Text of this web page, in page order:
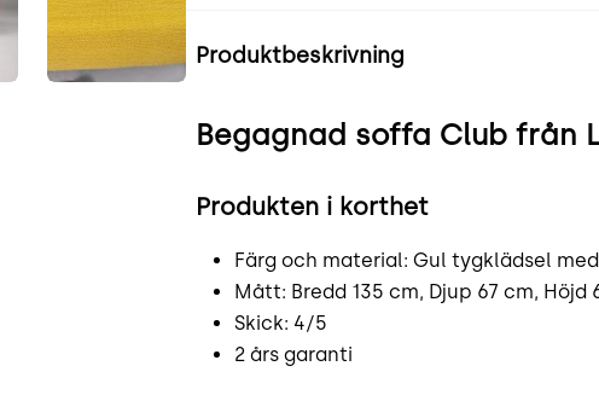
Produktbeskrivning
Begagnad soffa Club från
Produkten i korthet
Färg och material: Gul tygklädsel
Mått: Bredd 135 cm, Djup 67 cm, Höjd
Skick: 4/5
2 års garanti